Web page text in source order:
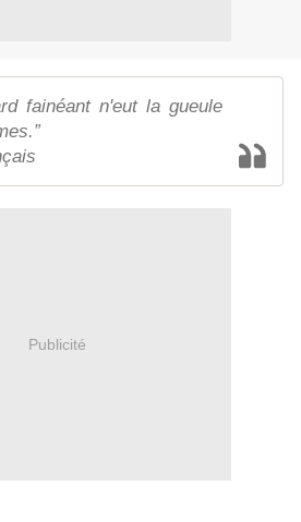
fainéant n'eut la gueule
Publicité